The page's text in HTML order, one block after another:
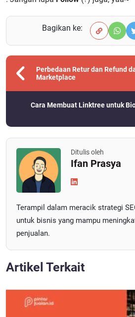
Bagikan ke:
Perbedaan Retur dan Refund
Marketplace
Cara Membuat Linktree untuk
Ditulis oleh
Ifan Prasya
Terampil dalam meracik strategi
untuk bisnis yang mampu
penjualan.
Artikel Terkait